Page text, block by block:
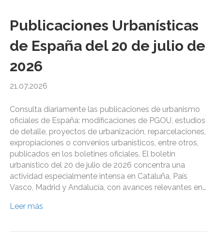
Publicaciones Urbanísticas
de España del 20 de julio de
2026
21.07.2026
Consulta diariamente las publicaciones de urbanismo
oficiales de España: modificaciones de PGOU, estudios
de detalle, proyectos de urbanización, reparcelaciones,
expropiaciones o convenios urbanísticos, entre otros,
publicados en los boletines oficiales. El boletín
urbanístico del 20 de julio de 2026 concentra una
actividad especialmente intensa en Cataluña, País
Vasco, Madrid y Andalucía, con avances relevantes en…
Leer más